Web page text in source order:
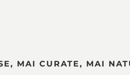
MAI CURATE, MAI